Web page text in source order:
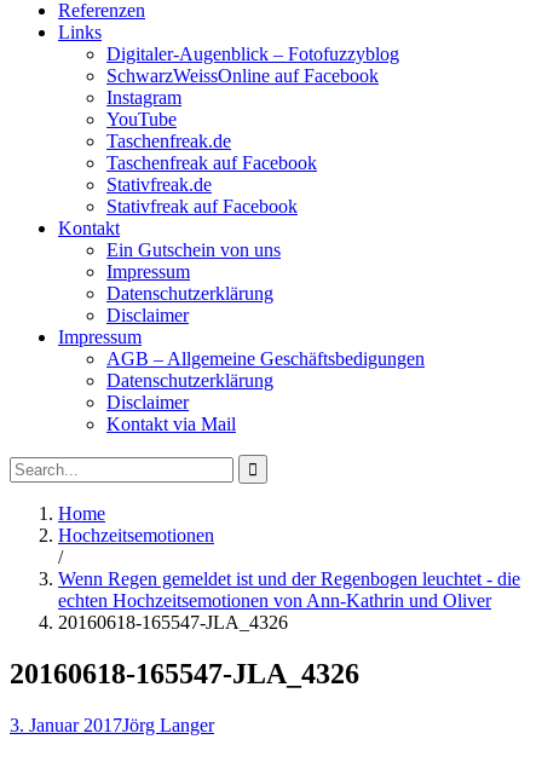
Referenzen
Links
Digitaler-Augenblick – Fotofuzzyblog
SchwarzWeissOnline auf Facebook
Instagram
YouTube
Taschenfreak.de
Taschenfreak auf Facebook
Stativfreak.de
Stativfreak auf Facebook
Kontakt
Ein Gutschein von uns
Impressum
Datenschutzerklärung
Disclaimer
Impressum
AGB – Allgemeine Geschäftsbedigungen
Datenschutzerklärung
Disclaimer
Kontakt via Mail
Search
Search
for:
Home
Hochzeitsemotionen
/
Wenn Regen gemeldet ist und der Regenbogen leuchtet - die
echten Hochzeitsemotionen von Ann-Kathrin und Oliver
20160618-165547-JLA_4326
20160618-165547-JLA_4326
3. Januar 2017Jörg Langer